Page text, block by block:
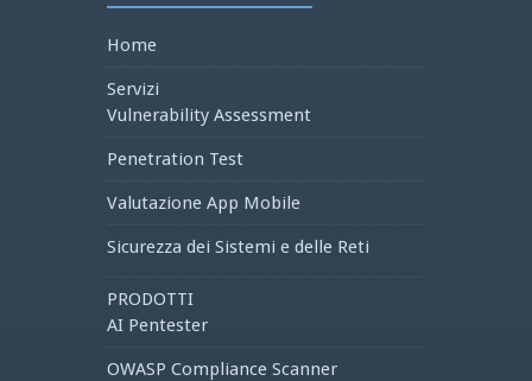
Home
Servizi
Vulnerability Assessment
Penetration Test
Valutazione App Mobile
Sicurezza dei Sistemi e delle Reti
PRODOTTI
AI Pentester
OWASP Compliance Scanner